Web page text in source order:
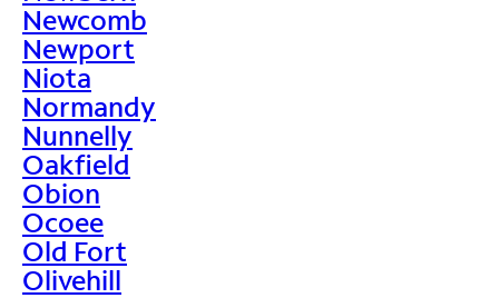
Newcomb
Newport
Niota
Normandy
Nunnelly
Oakfield
Obion
Ocoee
Old Fort
Olivehill